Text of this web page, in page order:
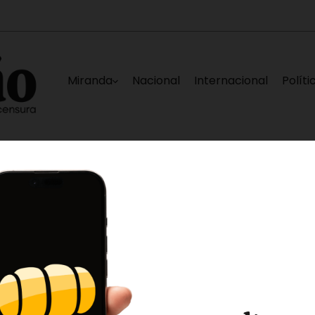
Miranda Nacional Internacional
Caracas Elías Sayegh, Darwin